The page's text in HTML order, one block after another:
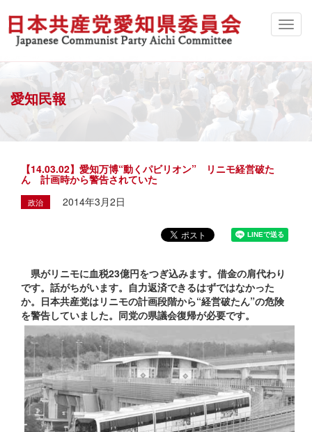
愛知民報
【14.03.02】愛知万博“動くパビリオン” リニモ経営破た
ん 計画時から警告されていた
政治 2014年3月2日
県がリニモに血税23億円をつぎ込みます。借金の肩代わり
です。話がちがいます。自力返済できるはずではなかった
か。日本共産党はリニモの計画段階から“経営破たん”の危険
を警告していました。同党の県議会復帰が必要です。